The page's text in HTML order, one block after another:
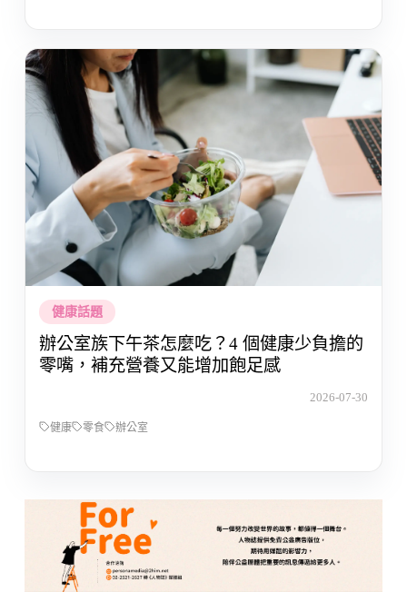
健康話題
辦公室族下午茶怎麼吃？4 個健康少負擔的
零嘴，補充營養又能增加飽足感
2026-07-30
健康 零食 辦公室